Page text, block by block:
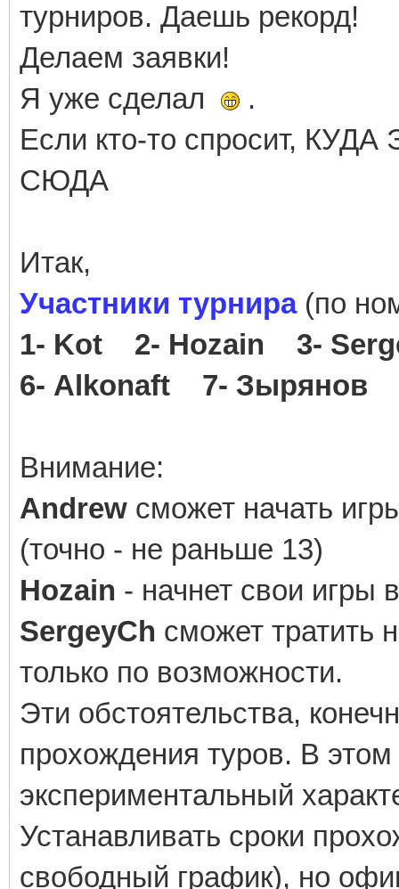
турниров. Даешь рекорд!
Делаем заявки!
Я уже сделал
.
Если кто-то спросит,
СЮДА
Итак,
Участники турнира(по
1- Kot 2- Hozain 3-
6- Alkonaft 7- Зырянов
Внимание:
Andrew сможет начать
(точно - не раньше 13)
Hozain - начнет свои игры
SergeyCh сможет тратить
только по возможности.
Эти обстоятельства,
прохождения туров. В
экспериментальный
Устанавливать сроки
свободный график), но